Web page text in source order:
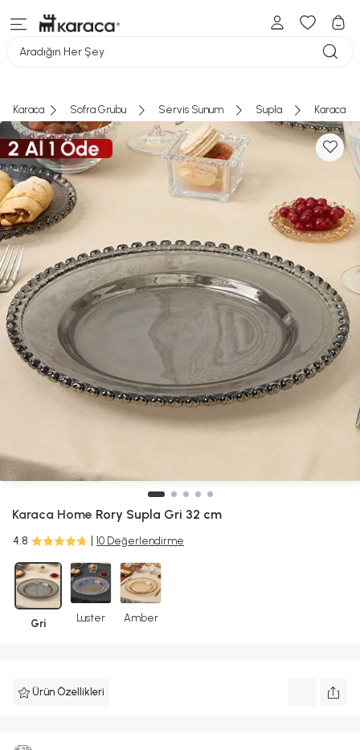
Aradığın Her Şey
Karaca Sofra Grubu Servis Sunum Supla Karaca
Karaca Home Rory Supla Gri 32 cm
4.8 10 Değerlendirme
Gri Luster Amber
Ürün Özellikleri